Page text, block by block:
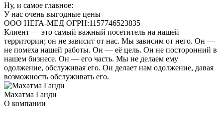
Ну, и самое главное:
У нас очень выгодные цены
ООО НЕГА-МЕД ОГРН:1157746523835
Клиент — это самый важный посетитель на нашей
территории; он не зависит от нас. Мы зависим от него. Он —
не помеха нашей работы. Он — её цель. Он не посторонний в
нашем бизнесе. Он — его часть. Мы не делаем ему
одолжение, обслуживая его. Он делает нам одолжение, давая
возможность обслуживать его.
Махатма Ганди
О компании